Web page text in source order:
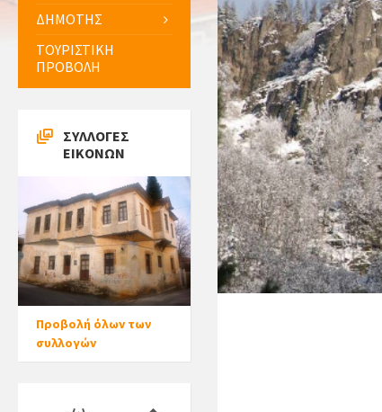
ΔΗΜΟΤΗΣ
ΤΟΥΡΙΣΤΙΚΗ
ΠΡΟΒΟΛΗ
ΣΥΛΛΟΓΕΣ
ΕΙΚΟΝΩΝ
Προβολή όλων των
συλλογών